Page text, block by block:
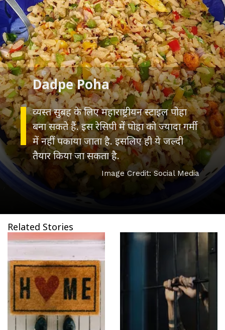
व्यस्त सुबह के लिए महाराष्ट्रीयन स्टाइल पोहा
बना सकते हैं. इस रेसिपी में पोहा को ज्यादा गर्मी
में नहीं पकाया जाता है. इसलिए ही ये जल्दी
तैयार किया जा सकता है.
Dadpe Poha
Image Credit: Social Media
Related Stories